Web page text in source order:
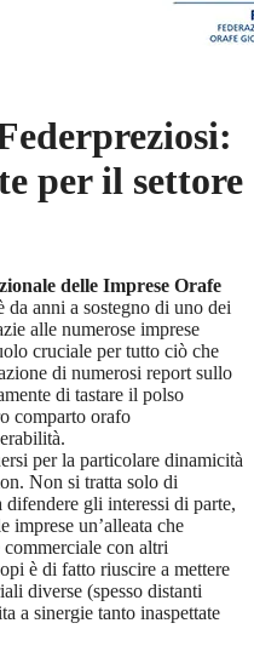
per il settore
delle Imprese Orafe
da anni a sostegno di uno dei
alle numerose imprese
cruciale per tutto ciò che
di numerosi report sullo
di tastare il polso
comparto orafo
per la particolare dinamicità
Non si tratta solo di
difendere gli interessi di parte,
imprese un’alleata che
con altri
è di fatto riuscire a mettere
diverse (spesso distanti
a sinergie tanto inaspettate